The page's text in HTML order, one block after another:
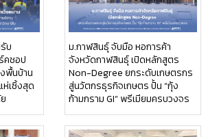
บ
คชอป
พื้นบ้าน
เซิ้งสุด
ม.กาฬสินธุ์ จับมือ หอการค้า
จังหวัดกาฬสินธุ์ เปิดหลักสูตร
Non-Degree ยกระดับเกษตรกร
สู่นวัตกรธุรกิจเกษตร ปั้น “กุ้ง
ก้ามกราม GI” พรีเมียมครบวงจร